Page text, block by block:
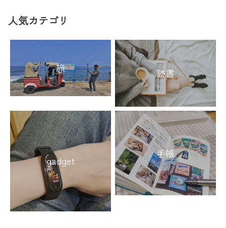
人気カテゴリ
旅 読書
gadget
手帳